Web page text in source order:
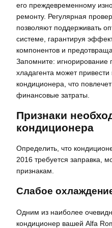
его преждевременному
ремонту. Регулярная
позволяют поддерживать
системе, гарантируя
компонентов и
Запомните: игнорирование
хладагента может привести
кондиционера, что
финансовые затраты.
Признаки
кондиционера
Определить, что
2016 требуется заправка,
признакам.
Слабое
Одним из наиболее
кондиционер вашей Alfa